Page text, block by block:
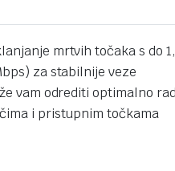
mrtvih točaka s do
za stabilnije veze
vam odrediti optimalno
i pristupnim točkama